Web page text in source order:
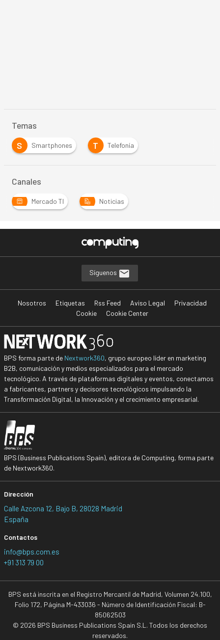
Temas
S
Smartphones T Telefonía
Canales
Mercado TI Noticias
Síguenos
Nosotros Etiquetas Rss Feed Aviso Legal
Privacidad
Cookie
Cookie Center
BPS forma parte de Nextwork360, grupo europeo líder en marketing
B2B, comunicación y medios especializados para el mercado
tecnológico. A través de plataformas digitales y eventos, conectamos
a fabricantes, partners y decisores tecnológicos impulsando la
Transformación Digital, la Innovación y el crecimiento empresarial.
BPS (Business Publications Spain), editora de Computing, forma parte
de Nextwork360.
Dirección
Calle Azcona 12, Bajo B, 28028 Madrid
España
Contactos
info@bps.com.es
+91 313 79 00
BPS está inscrita en el Registro Mercantil de Madrid, Volumen 24.100,
Folio 172, Página M-433036 - Número de Identificación Fiscal: B-
85062503
© 2026 BPS Business Publications Spain S.L. Todos los derechos
reservados.